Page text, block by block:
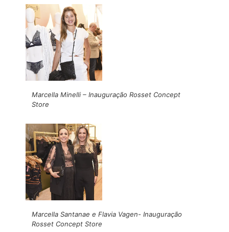
Marcella Minelli – Inauguração Rosset Concept
Store
Marcella Santanae e Flavia Vagen- Inauguração
Rosset Concept Store